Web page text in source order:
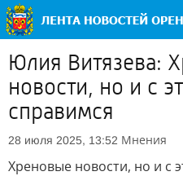
Юлия Витязева:
новости, но и с
справимся
28 июля 2025, 13:52 Мнения
Хреновые новости, но и с